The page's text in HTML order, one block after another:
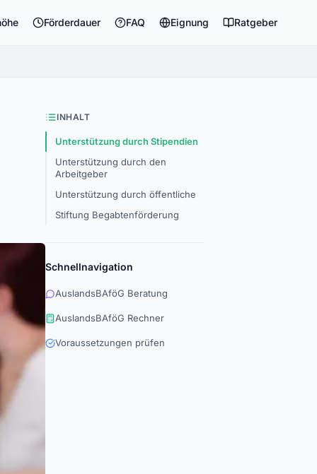
Förderdauer FAQ Eignung Ratgeber
INHALT
Unterstützung durch Stipendien
Unterstützung durch den
Arbeitgeber
Unterstützung durch öffentliche
Stiftung Begabtenförderung
Schnellnavigation
AuslandsBAföG Beratung
AuslandsBAföG Rechner
Voraussetzungen prüfen